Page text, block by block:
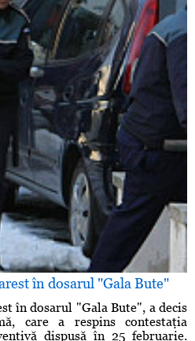
în dosarul "Gala Bute"
în dosarul "Gala Bute", a decis
care a respins contestaţia
dispusă în 25 februarie.